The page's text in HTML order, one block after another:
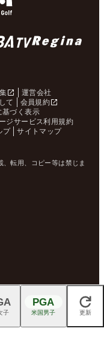
運営会社
て
会員規約
基づく表示
ジサービス利用規約
プ サイトマップ
転用、コピー等は禁じま
閉じる
子
PGA
米国男子 更新